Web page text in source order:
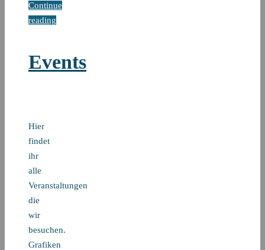
Continue
reading
Events
Hier
findet
ihr
alle
Veranstaltungen
die
wir
besuchen.
Grafiken